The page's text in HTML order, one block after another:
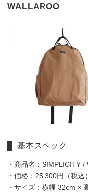
WALLAROO
基本スペック
・商品名：SIMPLICITY /
・価格：25,300円（税込）
・サイズ：横幅 32cm ×